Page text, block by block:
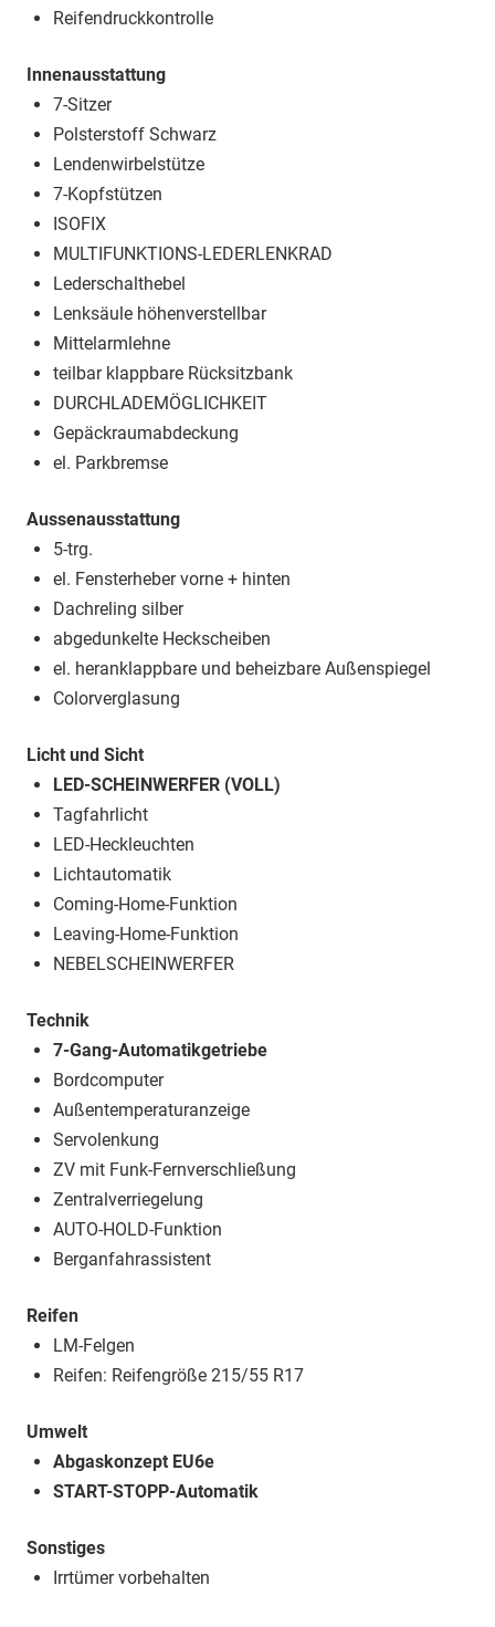
Reifendruckkontrolle
Innenausstattung
7-Sitzer
Polsterstoff Schwarz
Lendenwirbelstütze
7-Kopfstützen
ISOFIX
MULTIFUNKTIONS-LEDERLENKRAD
Lederschalthebel
Lenksäule höhenverstellbar
Mittelarmlehne
teilbar klappbare Rücksitzbank
DURCHLADEMÖGLICHKEIT
Gepäckraumabdeckung
el. Parkbremse
Aussenausstattung
5-trg.
el. Fensterheber vorne + hinten
Dachreling silber
abgedunkelte Heckscheiben
el. heranklappbare und beheizbare Außenspiegel
Colorverglasung
Licht und Sicht
LED-SCHEINWERFER (VOLL)
Tagfahrlicht
LED-Heckleuchten
Lichtautomatik
Coming-Home-Funktion
Leaving-Home-Funktion
NEBELSCHEINWERFER
Technik
7-Gang-Automatikgetriebe
Bordcomputer
Außentemperaturanzeige
Servolenkung
ZV mit Funk-Fernverschließung
Zentralverriegelung
AUTO-HOLD-Funktion
Berganfahrassistent
Reifen
LM-Felgen
Reifen: Reifengröße 215/55 R17
Umwelt
Abgaskonzept EU6e
START-STOPP-Automatik
Sonstiges
Irrtümer vorbehalten